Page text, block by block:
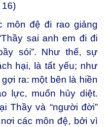
16)
môn đệ đi rao giảng
sai anh em đi đi
sói”. Như thế, sự
hại, là tất yếu; như
gợi ra: một bên là hiền
lực, muốn hủy diệt.
Thầy và “người đời”
các môn đệ, bởi vì